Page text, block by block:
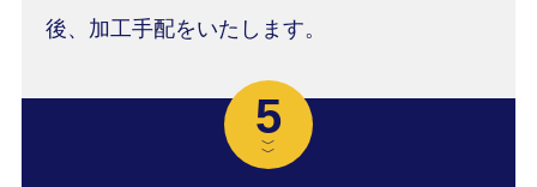
後、加工手配をいたします。
5
﹀
﹀